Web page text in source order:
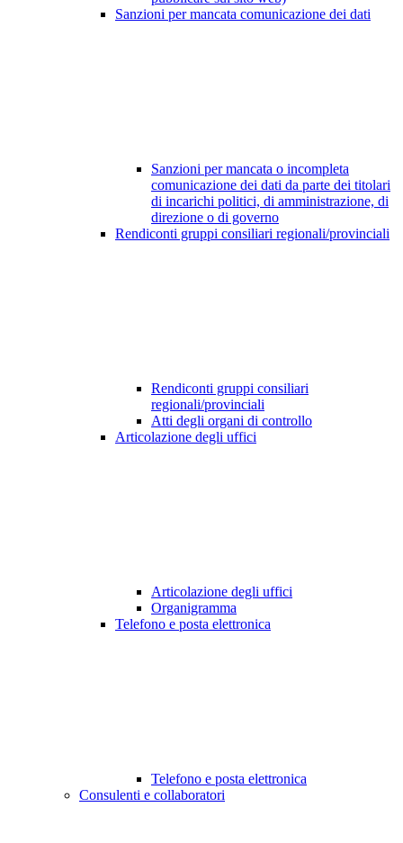
Sanzioni per mancata comunicazione dei dati
Sanzioni per mancata o incompleta
comunicazione dei dati da parte dei titolari
di incarichi politici, di amministrazione, di
direzione o di governo
Rendiconti gruppi consiliari regionali/provinciali
Rendiconti gruppi consiliari
regionali/provinciali
Atti degli organi di controllo
Articolazione degli uffici
Articolazione degli uffici
Organigramma
Telefono e posta elettronica
Telefono e posta elettronica
Consulenti e collaboratori